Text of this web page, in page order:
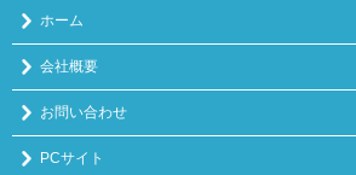
ホーム
会社概要
お問い合わせ
PCサイト